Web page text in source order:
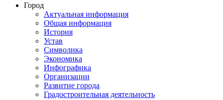
Город
Актуальная информация
Общая информация
История
Устав
Символика
Экономика
Инфографика
Организации
Развитие города
Градостроительная деятельность